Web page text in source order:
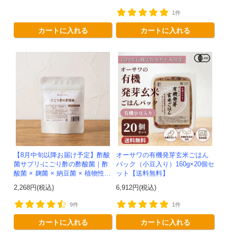
カートに入れる
1件
カートに入れる
【8月中旬以降お届け予定】酢酸
菌サプリ-にごり酢の酢酸菌｜酢
酸菌 × 麹菌 × 納豆菌 × 植物性乳
ま屋-モニター追加20...
2,268円(税込)
9件
カートに入れる
オーサワの有機発芽玄米ごはん
パック（小豆入り）160g×20個セ
ット【送料無料】
6,912円(税込)
1件
カートに入れる